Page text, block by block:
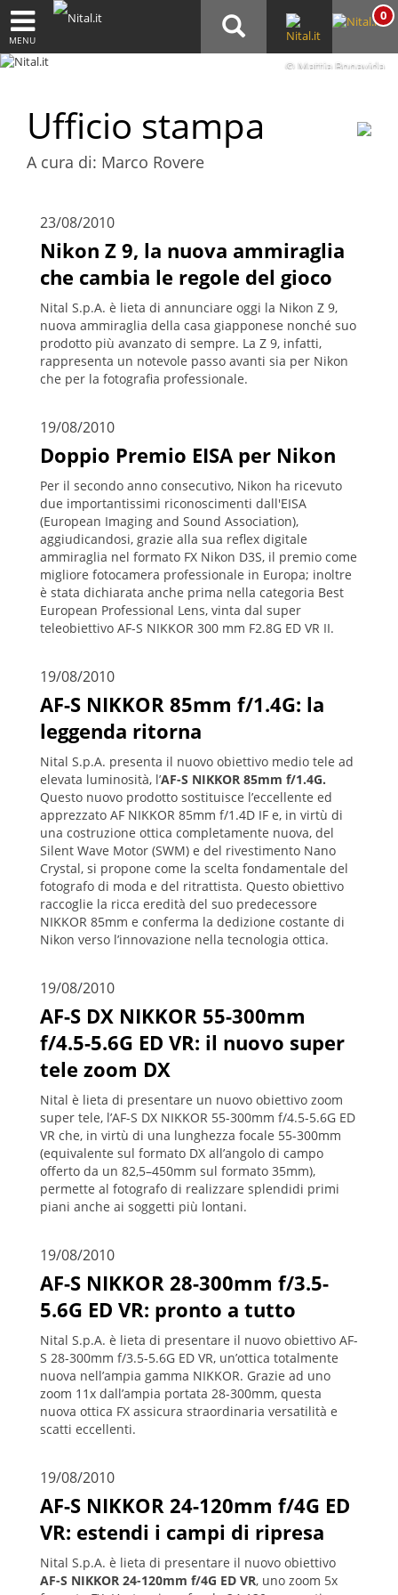
MENU
0
© Mattia Bonavida
Ufficio stampa
A cura di: Marco Rovere
23/08/2010
Nikon Z 9, la nuova ammiraglia
che cambia le regole del gioco
Nital S.p.A. è lieta di annunciare oggi la Nikon Z 9,
nuova ammiraglia della casa giapponese nonché suo
prodotto più avanzato di sempre. La Z 9, infatti,
rappresenta un notevole passo avanti sia per Nikon
che per la fotografia professionale.
19/08/2010
Doppio Premio EISA per Nikon
Per il secondo anno consecutivo, Nikon ha ricevuto
due importantissimi riconoscimenti dall'EISA
(European Imaging and Sound Association),
aggiudicandosi, grazie alla sua reflex digitale
ammiraglia nel formato FX Nikon D3S, il premio come
migliore fotocamera professionale in Europa; inoltre
è stata dichiarata anche prima nella categoria Best
European Professional Lens, vinta dal super
teleobiettivo AF-S NIKKOR 300 mm F2.8G ED VR II.
19/08/2010
AF-S NIKKOR 85mm f/1.4G: la
leggenda ritorna
Nital S.p.A. presenta il nuovo obiettivo medio tele ad
elevata luminosità, l’AF-S NIKKOR 85mm f/1.4G.
Questo nuovo prodotto sostituisce l’eccellente ed
apprezzato AF NIKKOR 85mm f/1.4D IF e, in virtù di
una costruzione ottica completamente nuova, del
Silent Wave Motor (SWM) e del rivestimento Nano
Crystal, si propone come la scelta fondamentale del
fotografo di moda e del ritrattista. Questo obiettivo
raccoglie la ricca eredità del suo predecessore
NIKKOR 85mm e conferma la dedizione costante di
Nikon verso l’innovazione nella tecnologia ottica.
19/08/2010
AF-S DX NIKKOR 55-300mm
f/4.5-5.6G ED VR: il nuovo super
tele zoom DX
Nital è lieta di presentare un nuovo obiettivo zoom
super tele, l’AF-S DX NIKKOR 55-300mm f/4.5-5.6G ED
VR che, in virtù di una lunghezza focale 55-300mm
(equivalente sul formato DX all’angolo di campo
offerto da un 82,5–450mm sul formato 35mm),
permette al fotografo di realizzare splendidi primi
piani anche ai soggetti più lontani.
19/08/2010
AF-S NIKKOR 28-300mm f/3.5-
5.6G ED VR: pronto a tutto
Nital S.p.A. è lieta di presentare il nuovo obiettivo AF-
S 28-300mm f/3.5-5.6G ED VR, un’ottica totalmente
nuova nell’ampia gamma NIKKOR. Grazie ad uno
zoom 11x dall’ampia portata 28-300mm, questa
nuova ottica FX assicura straordinaria versatilità e
scatti eccellenti.
19/08/2010
AF-S NIKKOR 24-120mm f/4G ED
VR: estendi i campi di ripresa
Nital S.p.A. è lieta di presentare il nuovo obiettivo
AF-S NIKKOR 24-120mm f/4G ED VR, uno zoom 5x